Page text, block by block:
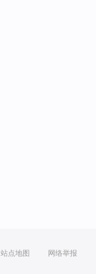
站点地图 网络举报